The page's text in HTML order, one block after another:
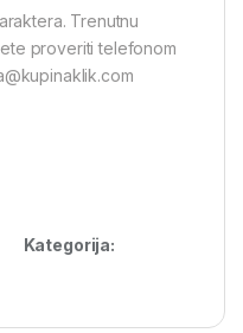
Trenutnu
proveriti telefonom
Kategorija: